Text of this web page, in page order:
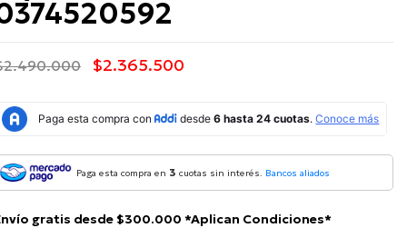
$2.365.500
Paga esta compra en 3 cuotas sin interés. Bancos aliados
gratis desde $300.000 *Aplican Condiciones*